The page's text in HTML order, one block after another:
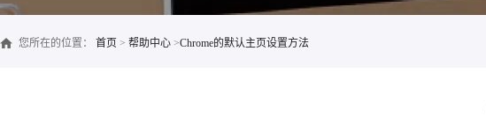
您所在的位置： 首页 > 帮助中心 >Chrome的默认主页设置方法